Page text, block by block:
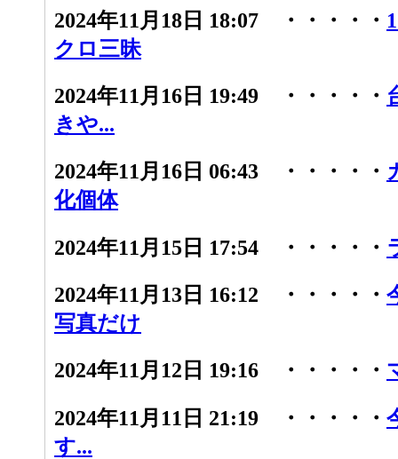
2024年11月18日 18:07 ・・・・・
クロ三昧
2024年11月16日 19:49 ・・・・・
きや...
2024年11月16日 06:43 ・・・・・
化個体
2024年11月15日 17:54 ・・・・・
2024年11月13日 16:12 ・・・・・
写真だけ
2024年11月12日 19:16 ・・・・・
2024年11月11日 21:19 ・・・・・
す...